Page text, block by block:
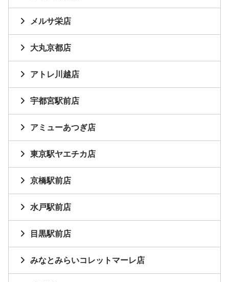
メルサ栄店
大丸京都店
アトレ川越店
宇都宮駅前店
アミューあつぎ店
東京駅ヤエチカ店
京橋駅前店
水戸駅前店
目黒駅前店
みなとみらいコレットマーレ店